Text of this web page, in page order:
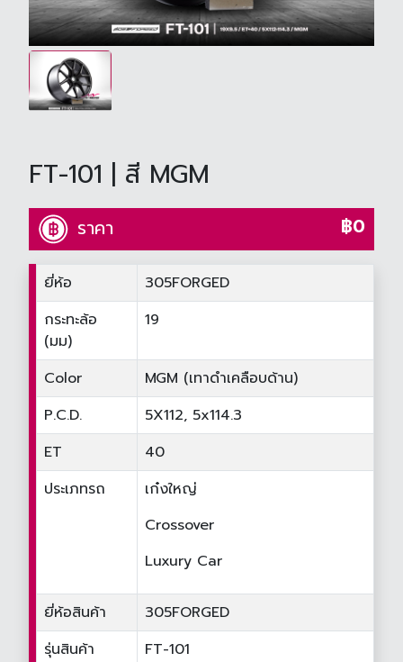
FT-101 | สี MGM
ราคา ฿0
ยี่ห้อ
305FORGED
กระทะล้อ
(มม)
19
Color
MGM (เทาดำเคลือบด้าน)
P.C.D.
5X112, 5x114.3
ET
40
ประเภทรถ
เก๋งใหญ่
Crossover
Luxury Car
ยี่ห้อสินค้า
305FORGED
รุ่นสินค้า
FT-101